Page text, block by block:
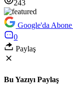
243
Google'da
0
Paylaş
Bu Yazıyı Paylaş